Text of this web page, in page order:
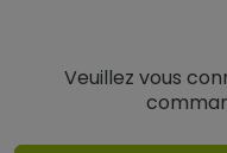
Veuillez vous